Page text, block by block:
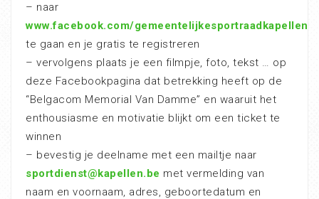
– naar
www.facebook.com/gemeentelijkesportraadkapellen
te gaan en je gratis te registreren
– vervolgens plaats je een filmpje, foto, tekst … op
deze Facebookpagina dat betrekking heeft op de
“Belgacom Memorial Van Damme” en waaruit het
enthousiasme en motivatie blijkt om een ticket te
winnen
– bevestig je deelname met een mailtje naar
sportdienst@kapellen.be met vermelding van
naam en voornaam, adres, geboortedatum en